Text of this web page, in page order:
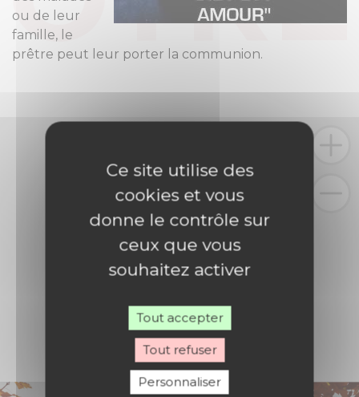
ou de leur
famille, le
prêtre peut leur porter la communion.
Ce site utilise des
cookies et vous
donne le contrôle sur
ceux que vous
souhaitez activer
Tout accepter
Tout refuser
Personnaliser